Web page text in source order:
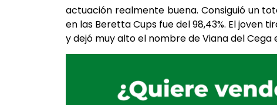
actuación realmente buena. Consiguió un
en las Beretta Cups fue del 98,43%. El joven
y dejó muy alto el nombre de Viana del